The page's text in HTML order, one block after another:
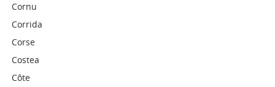
Cornu
Corrida
Corse
Costea
Côte